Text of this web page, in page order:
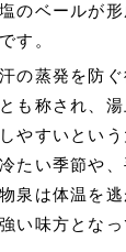
のベールが
す。
の蒸発を防ぐ
も称され、
やすいとい
たい季節や
泉は体温を
い味方となっ